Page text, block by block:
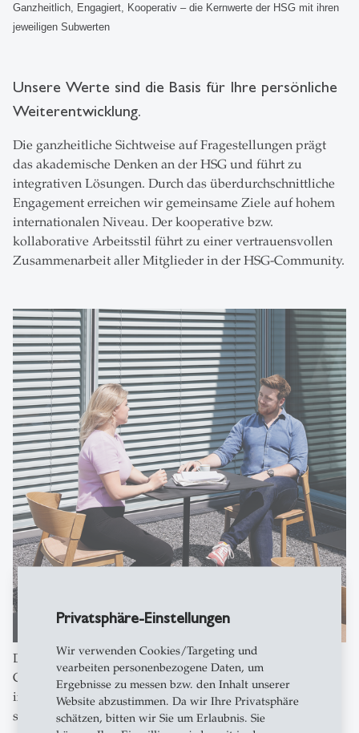
Privatsphäre-Einstellungen
Wir verwenden Cookies/Targeting und
vearbeiten personenbezogene Daten, um
Ergebnisse zu messen bzw. den Inhalt unserer
Website abzustimmen. Da wir Ihre Privatsphäre
schätzen, bitten wir Sie um Erlaubnis. Sie
Ganzheitlich, Engagiert, Kooperativ – die Kernwerte der HSG mit ihren
jeweiligen Subwerten
Unsere Werte sind die Basis für Ihre persönliche
Weiterentwicklung.
Die ganzheitliche Sichtweise auf Fragestellungen prägt
das akademische Denken an der HSG und führt zu
integrativen Lösungen. Durch das überdurchschnittliche
Engagement erreichen wir gemeinsame Ziele auf hohem
internationalen Niveau. Der kooperative bzw.
kollaborative Arbeitsstil führt zu einer vertrauensvollen
Zusammenarbeit aller Mitglieder in der HSG-Community.
Die Universität St.Gallen bietet viele Möglichkeiten zur
Co-Kreation, die sich überall auf dem Campus zeigt. Ob
in neuen Lehr- und Lernformaten, für die die HSG ein
spezielles Teaching Innovation Lab bereitstellt oder in